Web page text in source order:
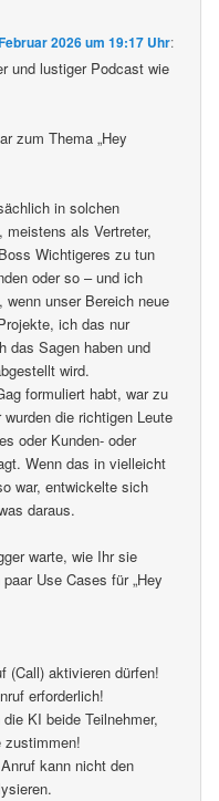
2026 um 19:17 Uhr:
und lustiger Podcast wie
zum Thema „Hey
in solchen
meistens als Vertreter,
Wichtigeres zu tun
oder so – und ich
unser Bereich neue
ich das nur
das Sagen haben und
wird.
formuliert habt, war zu
die richtigen Leute
oder Kunden- oder
Wenn das in vielleicht
war, entwickelte sich
daraus.
warte, wie Ihr sie
Use Cases für „Hey
(Call) aktivieren dürfen!
erforderlich!
KI beide Teilnehmer,
zustimmen!
kann nicht den